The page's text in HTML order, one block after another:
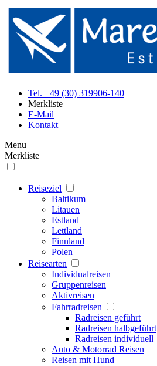
Tel. +49 (30) 319906-140
Merkliste
E-Mail
Kontakt
Menu
Merkliste
Reiseziel
Baltikum
Litauen
Estland
Lettland
Finnland
Polen
Reisearten
Individualreisen
Gruppenreisen
Aktivreisen
Fahrradreisen
Radreisen geführt
Radreisen halbgeführt
Radreisen individuell
Auto & Motorrad Reisen
Reisen mit Hund